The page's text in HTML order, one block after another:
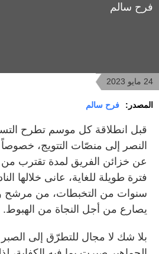
فرح سالم
24 مايو 2023
المصدر: فرح سالم
قبل انطلاقة كل موسم تطرح
النصر إلى منصّات التتويج،
عن خزائن الفريق لمدة تقترب
فترة طويلة للغاية، عانى خلالها
سنوات من التخبطات، من مرشح
يصارع من أجل النجاة من الهبوط.
بلا شك لا مجال للتطرّق إلى الصبر